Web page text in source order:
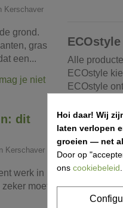
Alle
ECOstyle
ECOstyle
Kerschaver
grond.
gras
een...
dit
Kerschaver
werk in
moet
Hoi daar! Wij
laten verlopen
groeien — net
Door op
ons cookiebeleid